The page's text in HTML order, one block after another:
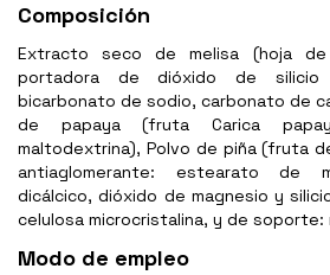
Composición
Extracto seco de melisa (hoja de
portadora de dióxido de silicio
bicarbonato de sodio, carbonato de
de papaya (fruta Carica
maltodextrina), Polvo de piña (fruta
antiaglomerante: estearato de
dicálcico, dióxido de magnesio y
celulosa microcristalina, y de
Modo de empleo